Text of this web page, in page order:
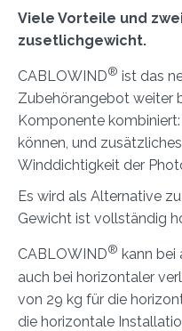
Viele Vorteile und
zusetlichgewicht.
CABLOWIND® ist das
Zubehörangebot weiter
Komponente
können, und
Winddichtigkeit der
Es wird als Alternative
Gewicht ist vollständig
CABLOWIND® kann bei
auch bei horizontaler
von 29 kg für die
die horizontale